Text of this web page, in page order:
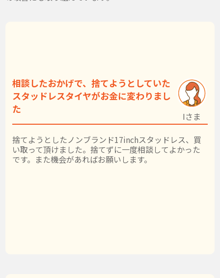
相談したおかげで、捨てようとしていた
スタッドレスタイヤがお金に変わりまし
た
捨てようとしたノンブランド17inchスタッドレス、買
い取って頂けました。捨てずに一度相談してよかった
です。また機会があればお願いします。
Iさま